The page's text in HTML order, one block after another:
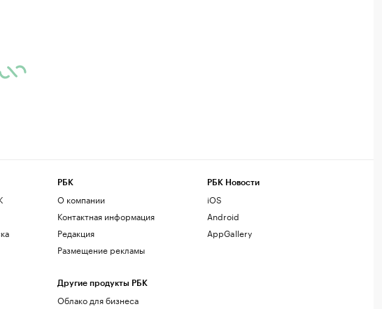
РБК
О компании
Контактная информация
Редакция
Размещение рекламы
Другие продукты РБК
Облако для бизнеса
РБК Новости
iOS
Android
AppGallery